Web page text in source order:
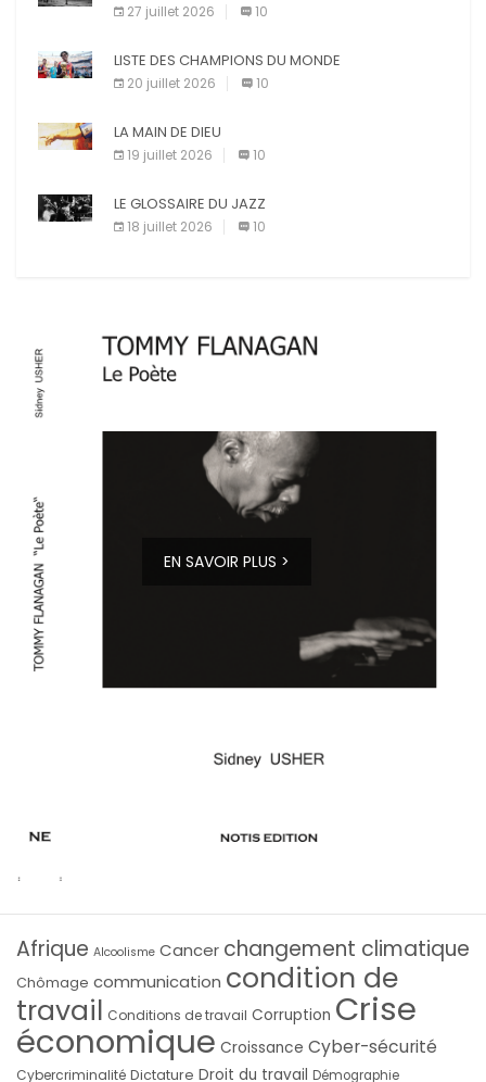
27 juillet 2026 10
LISTE DES CHAMPIONS DU MONDE
20 juillet 2026 10
LA MAIN DE DIEU
19 juillet 2026 10
LE GLOSSAIRE DU JAZZ
18 juillet 2026 10
EN SAVOIR PLUS >
Afrique Alcoolisme Cancer changement climatique
Chômage communication condition de
travail Conditions de travail Corruption Crise
économique Croissance Cyber-sécurité
Cybercriminalité Dictature Droit du travail Démographie